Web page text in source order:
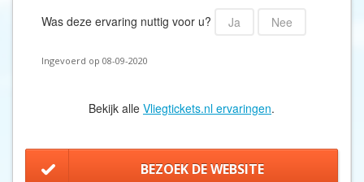
Was deze ervaring nuttig voor u?
Ja Nee
Ingevoerd op 08-09-2020
Bekijk alle Vliegtickets.nl ervaringen.
BEZOEK DE WEBSITE